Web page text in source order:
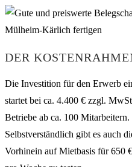
DER
Die Investition für den Erwerb
startet bei ca. 4.400 € zzgl.
Betriebe ab ca. 100 Mitarbeitern.
Selbstverständlich gibt es auch
Vorhinein auf Mietbasis für 650